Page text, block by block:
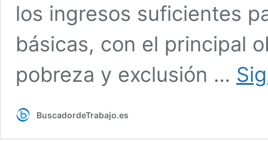
los ingresos suficientes
básicas, con el principal
pobreza y exclusión …
BuscadordeTrabajo.es